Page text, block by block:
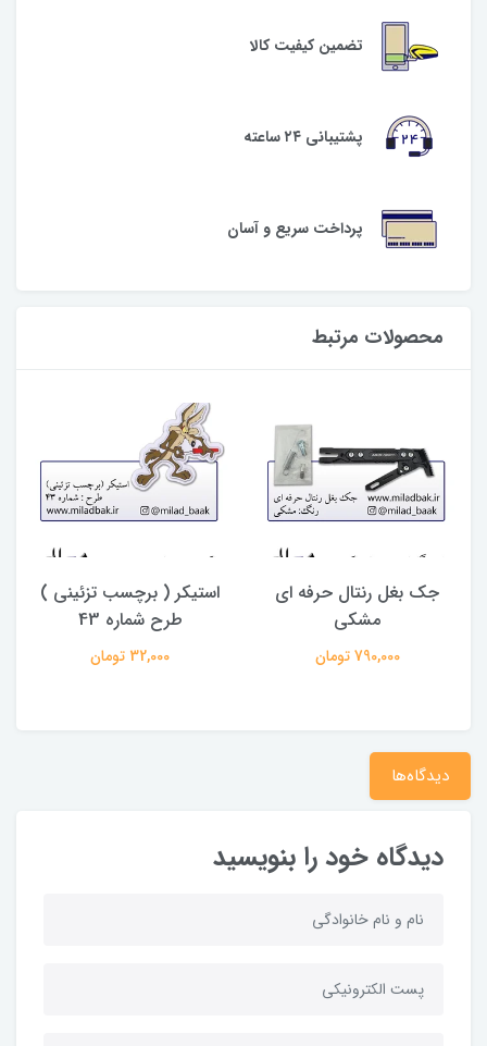
تضمین کیفیت کالا
پشتیبانی ۲۴ ساعته
پرداخت سریع و آسان
محصولات مرتبط
جک بغل رنتال حرفه ای
مشکی
790,000 تومان
استیکر ( برچسب تزئینی )
طرح شماره 43
32,000 تومان
دیدگاه‌ها
دیدگاه خود را بنویسید